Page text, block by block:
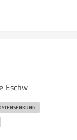
Eschw